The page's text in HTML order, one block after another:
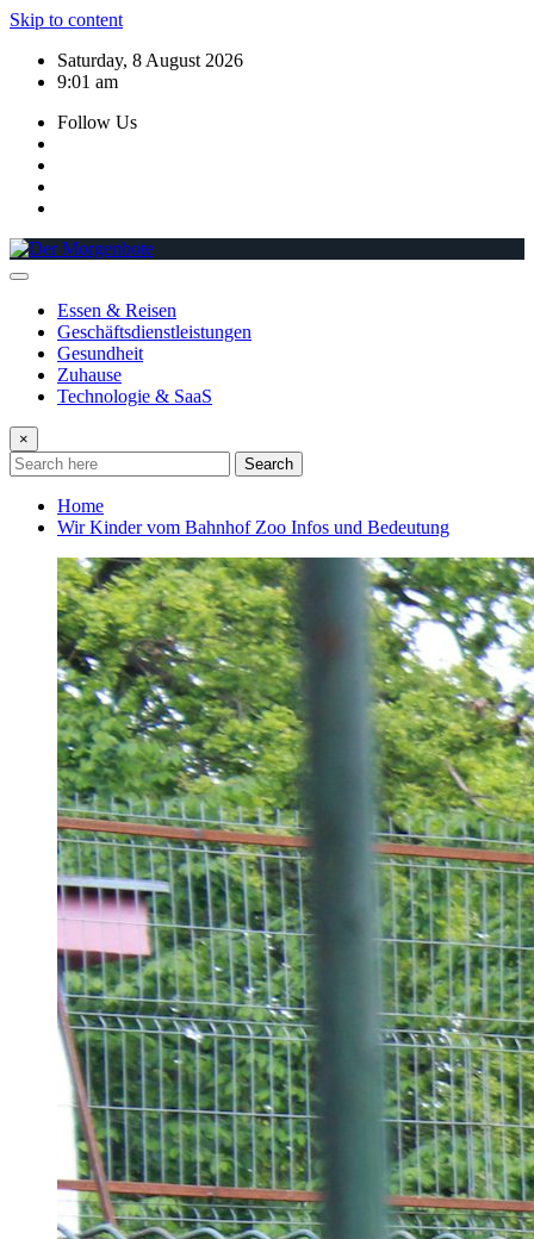
Skip to content
Saturday, 8 August 2026
9:01 am
Follow Us
Essen & Reisen
Geschäftsdienstleistungen
Gesundheit
Zuhause
Technologie & SaaS
×
Search
Home
Wir Kinder vom Bahnhof Zoo Infos und Bedeutung